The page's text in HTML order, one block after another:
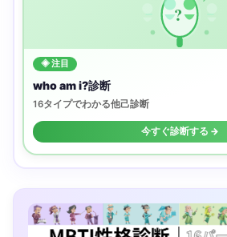
?
◈ 注目
who am i?診断
16タイプでわかる他己診断
今すぐ診断する →